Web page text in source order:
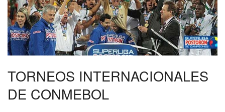
TORNEOS INTERNACIONALES
DE CONMEBOL